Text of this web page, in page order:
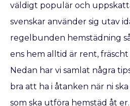
väldigt populär och
svenskar använder sig utav
regelbunden hemstädning
ens hem alltid är rent,
Nedan har vi samlat några
bra att ha i åtanken när ni
som ska utföra hemstäd åt er.